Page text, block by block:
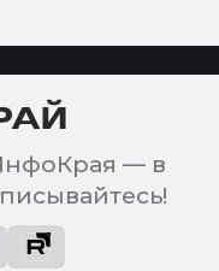
— в